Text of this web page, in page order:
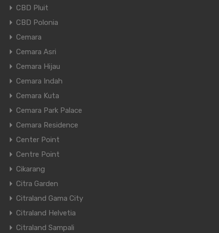
CBD Pluit
CBD Polonia
Cemara
Cemara Asri
Cemara Hijau
Cemara Indah
Cemara Kuta
Cemara Park Palace
Cemara Residence
Center Point
Centre Point
Cikarang
Citra Garden
Citraland Gama City
Citraland Helvetia
Citraland Sampali